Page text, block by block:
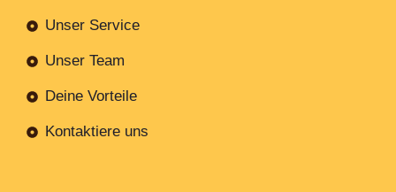
Unser Service
Unser Team
Deine Vorteile
Kontaktiere uns